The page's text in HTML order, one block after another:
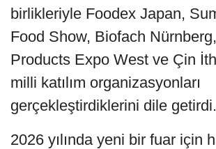
birlikleriyle Foodex Japan,
Food Show, Biofach
Products Expo West ve Çin
milli katılım organizasyonları
gerçekleştirdiklerini dile getirdi.
2026 yılında yeni bir fuar için